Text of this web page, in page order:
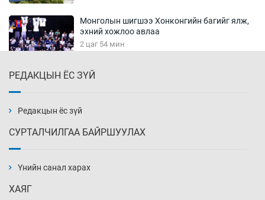
Монголын шигшээ Хонконгийн багийг ялж,
эхний хожлоо авлаа
2 цаг 54 мин
3 цаг 24 мин
3 цаг 54 мин
РЕДАКЦЫН ЁС ЗҮЙ
Редакцын ёс зүй
СУРТАЛЧИЛГАА БАЙРШУУЛАХ
Үнийн санал харах
ХАЯГ